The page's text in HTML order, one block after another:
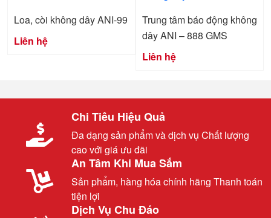
Loa, còi không dây ANI-99
Liên hệ
Trung tâm báo động không
dây ANI – 888 GMS
Liên hệ
Chi Tiêu Hiệu Quả
Đa dạng sản phẩm và dịch vụ Chất lượng
cao với giá ưu đãi
An Tâm Khi Mua Sắm
Sản phẩm, hàng hóa chính hãng Thanh toán
tiện lợi
Dịch Vụ Chu Đáo